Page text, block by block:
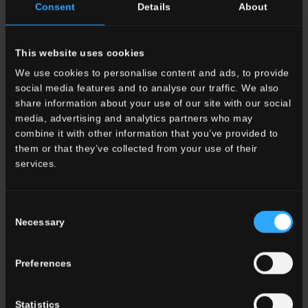
Consent Details About
This website uses cookies
We use cookies to personalise content and ads, to provide
social media features and to analyse our traffic. We also
share information about your use of our site with our social
media, advertising and analytics partners who may
combine it with other information that you’ve provided to
them or that they’ve collected from your use of their
services.
Selection
Necessary
Preferences
Statistics
Living
Camera
Bagno
Commercial
TUTTI GLI AMBIENTI